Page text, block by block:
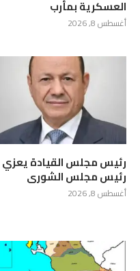
العسكرية بمأرب
أغسطس 8, 2026
رئيس مجلس القيادة يعزي
رئيس مجلس الشورى
أغسطس 8, 2026